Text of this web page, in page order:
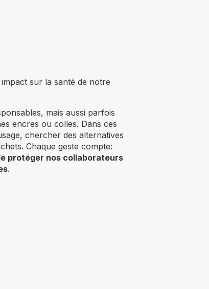
sur la santé de notre
mais aussi parfois
encres ou colles. Dans ces
chercher des alternatives
Chaque geste compte:
protéger nos collaborateurs
.